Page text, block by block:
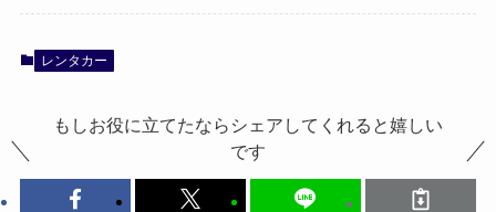
レンタカー
もしお役に立てたならシェアしてくれると嬉しい
です